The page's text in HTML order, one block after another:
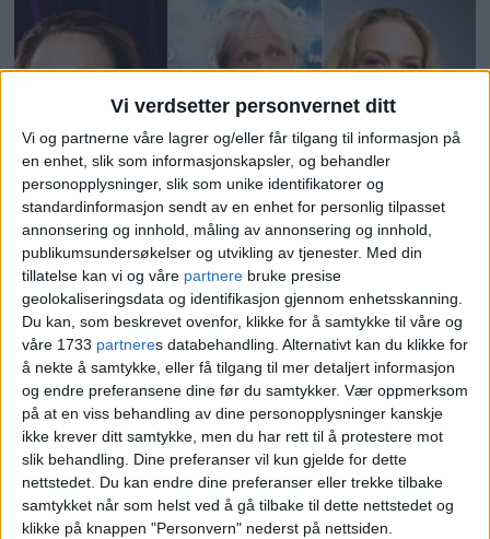
Vi verdsetter personvernet ditt
Vi og partnerne våre lagrer og/eller får tilgang til informasjon på
en enhet, slik som informasjonskapsler, og behandler
personopplysninger, slik som unike identifikatorer og
standardinformasjon sendt av en enhet for personlig tilpasset
annonsering og innhold, måling av annonsering og innhold,
publikumsundersøkelser og utvikling av tjenester. Med din
tillatelse kan vi og våre partnere bruke presise
geolokaliseringsdata og identifikasjon gjennom enhetsskanning.
Du kan, som beskrevet ovenfor, klikke for å samtykke til våre og
våre 1733 partneres databehandling. Alternativt kan du klikke for
å nekte å samtykke, eller få tilgang til mer detaljert informasjon
og endre preferansene dine før du samtykker. Vær oppmerksom
på at en viss behandling av dine personopplysninger kanskje
ikke krever ditt samtykke, men du har rett til å protestere mot
slik behandling. Dine preferanser vil kun gjelde for dette
nettstedet. Du kan endre dine preferanser eller trekke tilbake
samtykket når som helst ved å gå tilbake til dette nettstedet og
klikke på knappen "Personvern" nederst på nettsiden.
Massiv mobilisering: Disse
kjente fjesene og 200 sinte
skuespillerkolleger tropper
opp i Rådhuset
Sporveiens to datterselskaperSporveien
T-banen ASogSporveien Trikken AS
ligger an til røde regnskapstall i 2024. Det
betyr at trikk og T-bane for andre året på
rad går med underskudd.